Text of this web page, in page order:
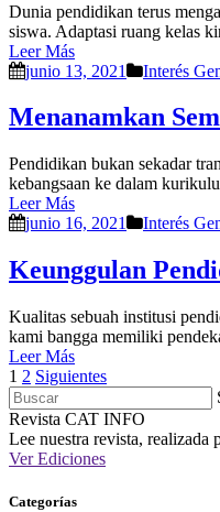
Dunia pendidikan terus
siswa. Adaptasi ruang kelas
Leer Más
junio 13, 2021
Interés
Menanamkan
Pendidikan bukan sekadar
kebangsaan ke dalam
Leer Más
junio 16, 2021
Interés
Keunggulan
Kualitas sebuah institusi
kami bangga memiliki
Leer Más
Paginación
de
entradas
1 2 Siguientes
Revista CAT INFO
Lee nuestra revista, realizada
Ver Ediciones
Categorías